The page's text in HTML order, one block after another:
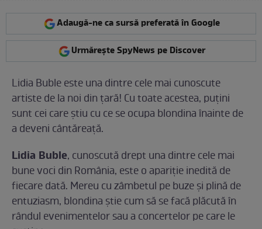
Adaugă-ne ca sursă preferată în Google
Urmărește SpyNews pe Discover
Lidia Buble este una dintre cele mai cunoscute
artiste de la noi din ţară! Cu toate acestea, puţini
sunt cei care ştiu cu ce se ocupa blondina înainte de
a deveni cântăreaţă.
Lidia Buble, cunoscută drept una dintre cele mai
bune voci din România, este o apariţie inedită de
fiecare dată. Mereu cu zâmbetul pe buze şi plină de
entuziasm, blondina ştie cum să se facă plăcută în
rândul evenimentelor sau a concertelor pe care le